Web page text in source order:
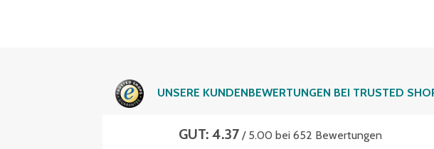
UNSERE KUNDENBEWERTUNGEN BEI TRUSTED
GUT: 4.37/ 5.00 bei 652 Bewertungen